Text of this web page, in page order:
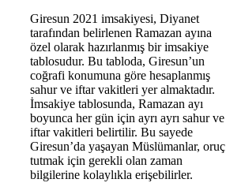
Giresun 2021 imsakiyesi, Diyanet
tarafından belirlenen Ramazan ayına
özel olarak hazırlanmış bir imsakiye
tablosudur. Bu tabloda, Giresun’un
coğrafi konumuna göre hesaplanmış
sahur ve iftar vakitleri yer almaktadır.
İmsakiye tablosunda, Ramazan ayı
boyunca her gün için ayrı ayrı sahur ve
iftar vakitleri belirtilir. Bu sayede
Giresun’da yaşayan Müslümanlar, oruç
tutmak için gerekli olan zaman
bilgilerine kolaylıkla erişebilirler.